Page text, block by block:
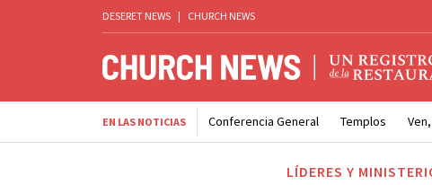
DESERET NEWS | CHURCH NEWS
EN LAS NOTICIAS Conferencia General Templos
LÍDERES Y